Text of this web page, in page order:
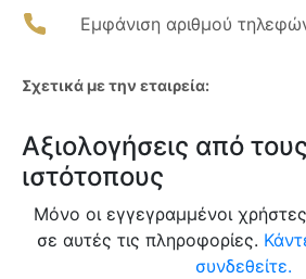
Εμφάνιση αριθμού
Σχετικά με την εταιρεία:
Αξιολογήσεις από
ιστότοπους
Μόνο οι εγγεγραμμένοι
σε αυτές τις πληροφορίες.
συνδεθείτε.